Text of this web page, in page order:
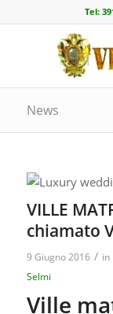
Tel:
News
VILLE
chiamato
9 Giugno 2016 / in
Selmi
Ville